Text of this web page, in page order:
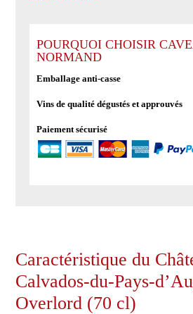
POURQUOI CHOISIR
NORMAND
Emballage anti-casse
Vins de qualité dégustés et approuvés
Paiement sécurisé
Caractéristique du
Calvados-du-Pays-
Overlord (70 cl)